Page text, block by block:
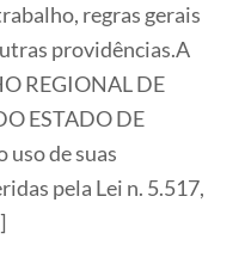
regras gerais
providências.A
REGIONAL DE
ESTADO DE
uso de suas
pela Lei n. 5.517,